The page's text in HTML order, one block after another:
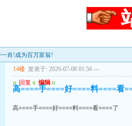
肖!成为百万富翁!
14楼 发表于: 2026-07-08 01:56 ---
u 回复 u 编辑 u
高====手====好====料====看
高====手====好====料====看====了